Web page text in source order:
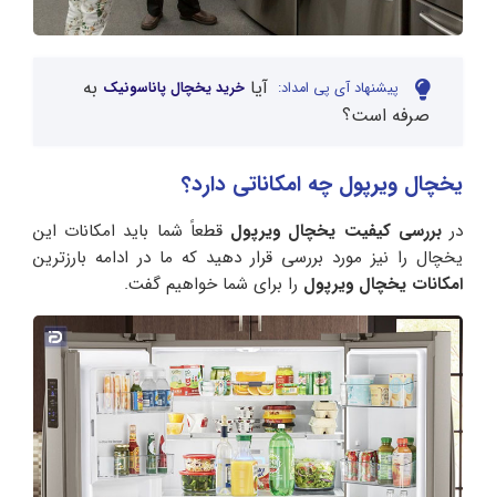
پیشنهاد آی پی امداد: آیا خرید یخچال پاناسونیک به
صرفه است؟
یخچال ویرپول چه امکاناتی دارد؟
دربررسی کیفیت یخچال ویرپول قطعاً شما باید امکانات این
یخچال را نیز مورد بررسی قرار دهید که ما در ادامه بارزترین
امکانات یخچال ویرپول را برای شما خواهیم گفت.